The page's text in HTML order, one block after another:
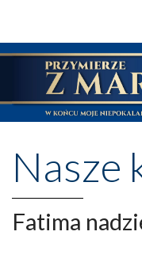
Nasze
Fatima